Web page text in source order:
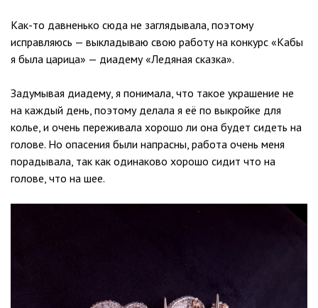
Как-то давненько сюда не заглядывала, поэтому
исправляюсь — выкладываю свою работу на конкурс «Кабы
я была царица» — диадему «Ледяная сказка».
Задумывая диадему, я понимала, что такое украшение не
на каждый день, поэтому делала я её по выкройке для
колье, и очень переживала хорошо ли она будет сидеть на
голове. Но опасения были напрасны, работа очень меня
порадывала, так как одинаково хорошо сидит что на
голове, что на шее.